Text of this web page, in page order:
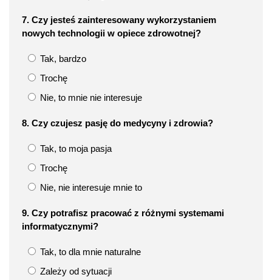
7. Czy jesteś zainteresowany wykorzystaniem
nowych technologii w opiece zdrowotnej?
Tak, bardzo
Trochę
Nie, to mnie nie interesuje
8. Czy czujesz pasję do medycyny i zdrowia?
Tak, to moja pasja
Trochę
Nie, nie interesuje mnie to
9. Czy potrafisz pracować z różnymi systemami
informatycznymi?
Tak, to dla mnie naturalne
Zależy od sytuacji